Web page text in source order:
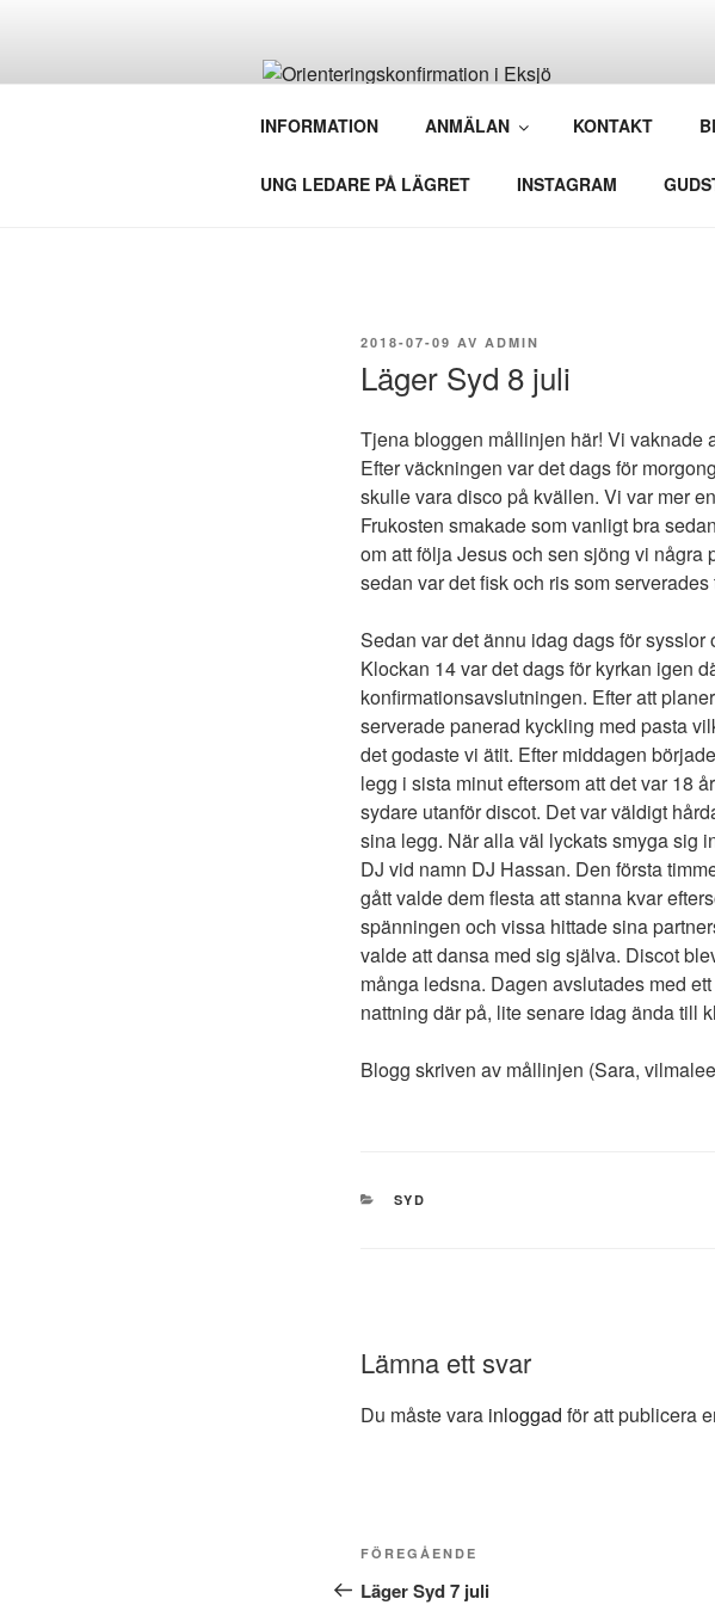
INFORMATION ANMÄLAN KONTAKT
UNG LEDARE PÅ LÄGRET INSTAGRAM
PUBLICERAT
2018-07-09 AV ADMIN
Läger Syd 8 juli
Tjena bloggen mållinjen här! Vi vaknade
Efter väckningen var det dags för
skulle vara disco på kvällen. Vi var mer
Frukosten smakade som vanligt bra
om att följa Jesus och sen sjöng vi några
sedan var det fisk och ris som
Sedan var det ännu idag dags för
Klockan 14 var det dags för kyrkan igen
konfirmationsavslutningen. Efter att
serverade panerad kyckling med pasta
det godaste vi ätit. Efter middagen
legg i sista minut eftersom att det var 18
sydare utanför discot. Det var väldigt
sina legg. När alla väl lyckats smyga sig
DJ vid namn DJ Hassan. Den första
gått valde dem flesta att stanna kvar
spänningen och vissa hittade sina
valde att dansa med sig själva. Discot
många ledsna. Dagen avslutades med
nattning där på, lite senare idag ända till
Blogg skriven av mållinjen (Sara,
KATEGORIER
SYD
Lämna ett svar
Du måste vara inloggad för att publicera
Inläggsnavigering
Föregående
inlägg
FÖREGÅENDE
Läger Syd 7 juli